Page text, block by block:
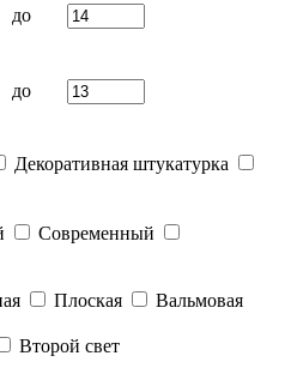
до
до
Декоративная штукатурка
Современный
Плоская
Вальмовая
Второй свет